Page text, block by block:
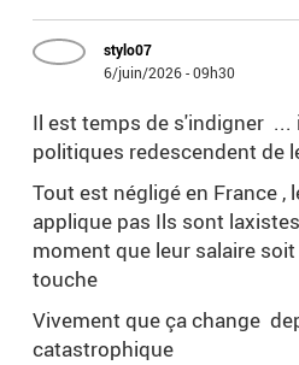
stylo07
6/juin/2026 - 09h30
Il est temps de s'indigner ...
politiques redescendent de
Tout est négligé en France ,
applique pas Ils sont
moment que leur salaire
touche
Vivement que ça change
catastrophique